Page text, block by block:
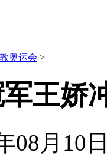
奥运会 >
王娇
08月10